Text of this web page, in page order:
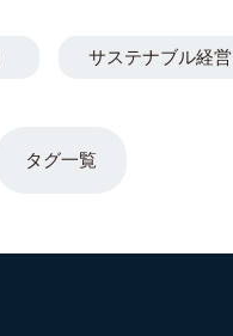
サステナブル経営
タグ一覧